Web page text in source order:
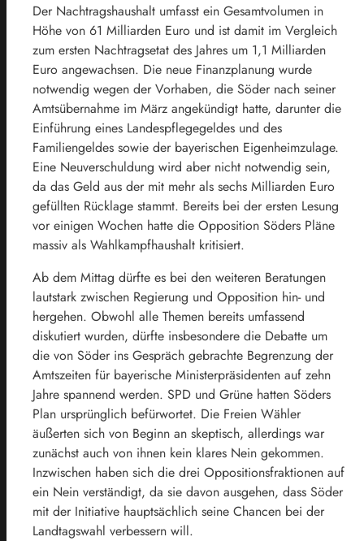
Der Nachtragshaushalt umfasst ein Gesamtvolumen in
Höhe von 61 Milliarden Euro und ist damit im Vergleich
zum ersten Nachtragsetat des Jahres um 1,1 Milliarden
Euro angewachsen. Die neue Finanzplanung wurde
notwendig wegen der Vorhaben, die Söder nach seiner
Amtsübernahme im März angekündigt hatte, darunter die
Einführung eines Landespflegegeldes und des
Familiengeldes sowie der bayerischen Eigenheimzulage.
Eine Neuverschuldung wird aber nicht notwendig sein,
da das Geld aus der mit mehr als sechs Milliarden Euro
gefüllten Rücklage stammt. Bereits bei der ersten Lesung
vor einigen Wochen hatte die Opposition Söders Pläne
massiv als Wahlkampfhaushalt kritisiert.
Ab dem Mittag dürfte es bei den weiteren Beratungen
lautstark zwischen Regierung und Opposition hin- und
hergehen. Obwohl alle Themen bereits umfassend
diskutiert wurden, dürfte insbesondere die Debatte um
die von Söder ins Gespräch gebrachte Begrenzung der
Amtszeiten für bayerische Ministerpräsidenten auf zehn
Jahre spannend werden. SPD und Grüne hatten Söders
Plan ursprünglich befürwortet. Die Freien Wähler
äußerten sich von Beginn an skeptisch, allerdings war
zunächst auch von ihnen kein klares Nein gekommen.
Inzwischen haben sich die drei Oppositionsfraktionen auf
ein Nein verständigt, da sie davon ausgehen, dass Söder
mit der Initiative hauptsächlich seine Chancen bei der
Landtagswahl verbessern will.